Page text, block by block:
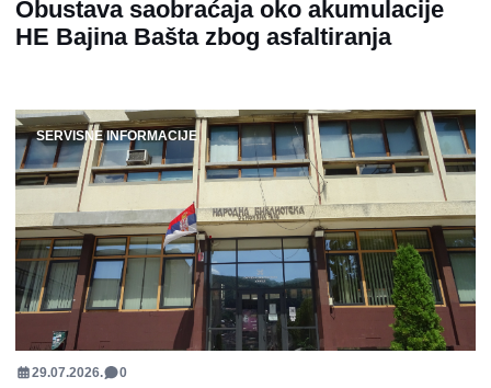
Obustava saobraćaja oko akumulacije
HE Bajina Bašta zbog asfaltiranja
SERVISNE INFORMACIJE
29.07.2026. 0